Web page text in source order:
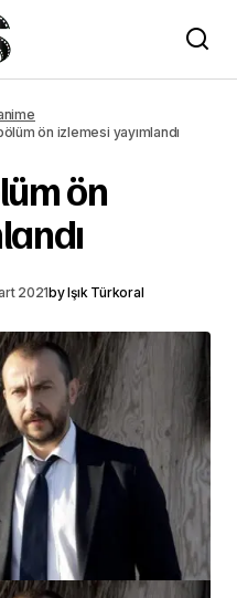
ön izlemesi yayımlandı
ön
2021byIşık Türkoral